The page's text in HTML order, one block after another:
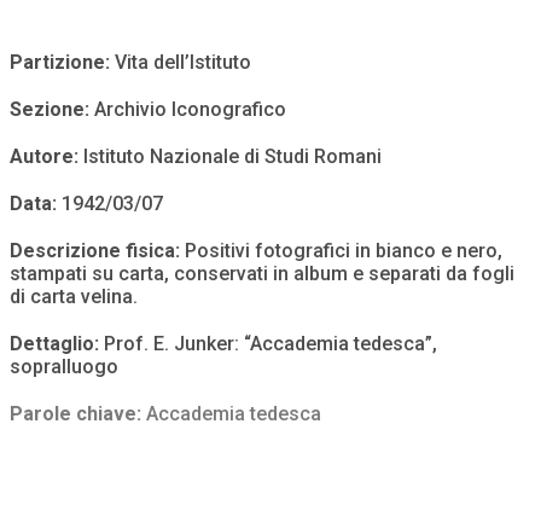
Partizione: Vita dell’Istituto
Sezione: Archivio Iconografico
Autore: Istituto Nazionale di Studi Romani
Data: 1942/03/07
Descrizione fisica: Positivi fotografici in bianco e nero,
stampati su carta, conservati in album e separati da fogli
di carta velina.
Dettaglio: Prof. E. Junker: “Accademia tedesca”,
sopralluogo
Parole chiave: Accademia tedesca